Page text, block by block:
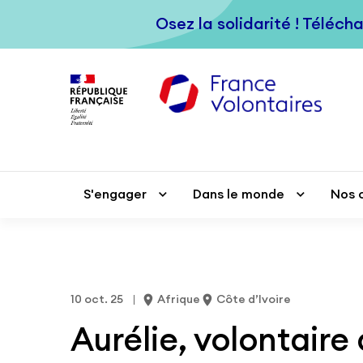
Osez la solidarité !
S'engager Dans le monde Nos
Osez la solidarité !
S'engager Dans le monde Nos
10 oct. 25 Afrique Côte d’Ivoire
Aurélie, volontaire